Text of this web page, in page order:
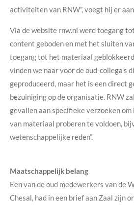
activiteiten van RNW”, voegt hij er
Via de website rnw.nl werd toegang
content geboden en met het sluiten
toegang tot het materiaal
vinden we naar voor de oud-collega’s
geproduceerd, maar het is een direct
bezuiniging op de organisatie. RNW
gevallen aan specifieke verzoeken
van materiaal proberen te voldoen,
wetenschappelijke reden”.
Maatschappelijk belang
Een van de oud medewerkers van de
Chesal, had in een brief aan Zaal zijn